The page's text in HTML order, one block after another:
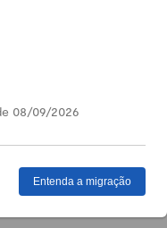
mais que
Fixa lucrou
08/09/2026
Entenda a migração